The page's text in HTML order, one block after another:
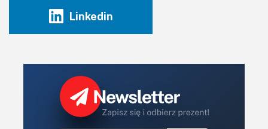
Linkedin